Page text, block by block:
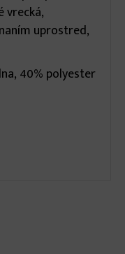
vrecká,
uprostred,
40% polyester